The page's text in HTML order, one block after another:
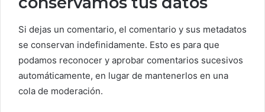
Si dejas un comentario, el comentario y sus metadatos
se conservan indefinidamente. Esto es para que
podamos reconocer y aprobar comentarios sucesivos
automáticamente, en lugar de mantenerlos en una
cola de moderación.